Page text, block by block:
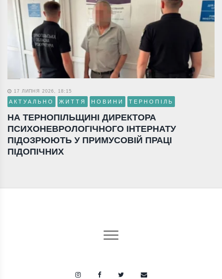
17 ЛИПНЯ 2026, 18:15
АКТУАЛЬНО ЖИТТЯ НОВИНИ ТЕРНОПІЛЬ
НА ТЕРНОПІЛЬЩИНІ ДИРЕКТОРА
ПСИХОНЕВРОЛОГІЧНОГО ІНТЕРНАТУ
ПІДОЗРЮЮТЬ У ПРИМУСОВІЙ ПРАЦІ
ПІДОПІЧНИХ